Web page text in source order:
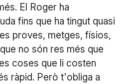
El Roger ha
fins que ha tingut quasi
proves, metges, físios,
no són res més que
coses que li costen
ràpid. Però t'obliga a